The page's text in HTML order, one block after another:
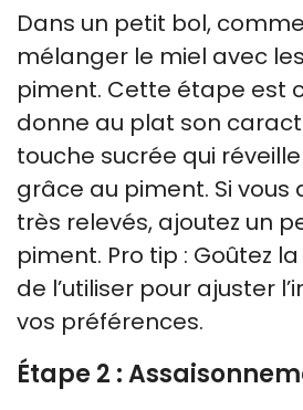
Dans un petit bol,
mélanger le miel avec
piment. Cette étape est
donne au plat son
touche sucrée qui
grâce au piment. Si vous
très relevés, ajoutez un
piment. Pro tip : Goûtez
de l’utiliser pour ajuster
vos préférences.
Étape 2 :